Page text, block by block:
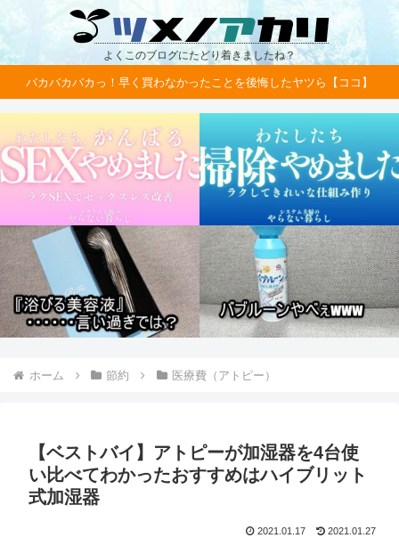
よくこのブログにたどり着きましたね？
バカバカバカっ！早く買わなかったことを後悔したヤツら【ココ】
ホーム 節約 医療費（アトピー）
【ベストバイ】アトピーが加湿器を4台使
い比べてわかったおすすめはハイブリット
式加湿器
2021.01.17 2021.01.27